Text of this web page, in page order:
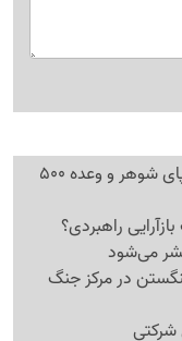
اعتراف عجیب در پرونده قتل زن تهرانی؛ پای شوهر و وعده 500
راهبردی؟
می‌شود
در مرکز جنگ
شرکتی